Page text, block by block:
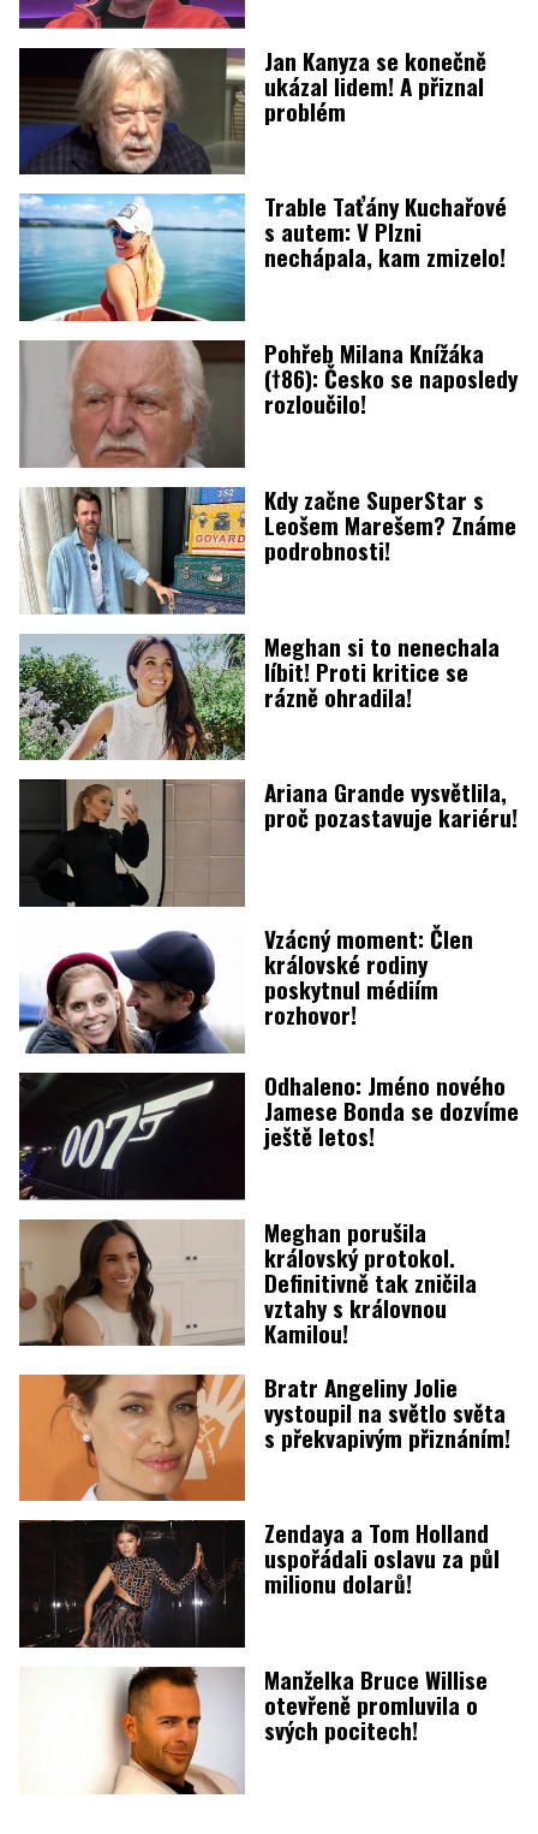
Jan Kanyza se konečně
ukázal lidem! A přiznal
problém
Trable Taťány Kuchařové
s autem: V Plzni
nechápala, kam zmizelo!
Pohřeb Milana Knížáka
(†86): Česko se naposledy
rozloučilo!
Kdy začne SuperStar s
Leošem Marešem? Známe
podrobnosti!
Meghan si to nenechala
líbit! Proti kritice se
rázně ohradila!
Ariana Grande vysvětlila,
proč pozastavuje kariéru!
Vzácný moment: Člen
královské rodiny
poskytnul médiím
rozhovor!
Odhaleno: Jméno nového
Jamese Bonda se dozvíme
ještě letos!
Meghan porušila
královský protokol.
Definitivně tak zničila
vztahy s královnou
Kamilou!
Bratr Angeliny Jolie
vystoupil na světlo světa
s překvapivým přiznáním!
Zendaya a Tom Holland
uspořádali oslavu za půl
milionu dolarů!
Manželka Bruce Willise
otevřeně promluvila o
svých pocitech!